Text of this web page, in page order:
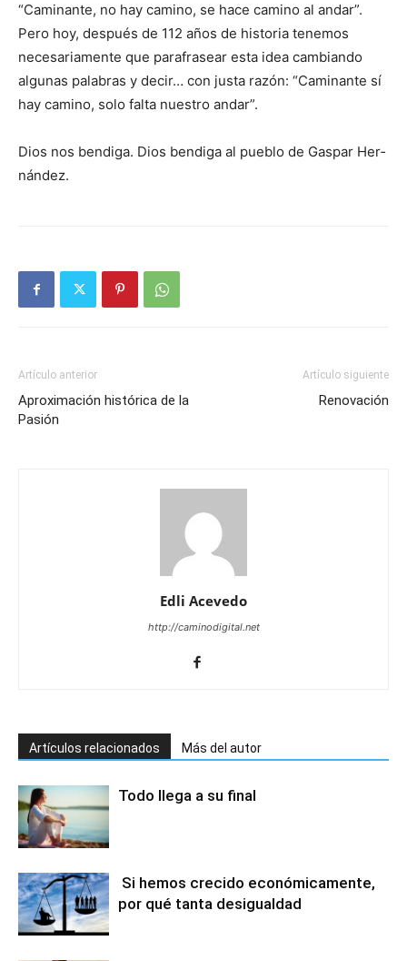
“Cami­nante, no hay camino, se hace camino al an­dar”.
Pero hoy, des­pués de 112 años de historia tenemos
necesariamente que para­frasear esta idea cambiando
algunas pala­bras y de­cir… con justa razón: “Cami­nan­te sí
hay camino, solo falta nuestro an­dar”.
Dios nos bendiga. Dios bendiga al pue­blo de Gaspar Her­
nández.
Artículo anterior
Aproximación histórica de la
Pasión
Artículo siguiente
Renovación
Edli Acevedo
http://caminodigital.net
Artículos relacionados Más del autor
Todo llega a su final
Si hemos crecido económicamente,
por qué tanta desigualdad